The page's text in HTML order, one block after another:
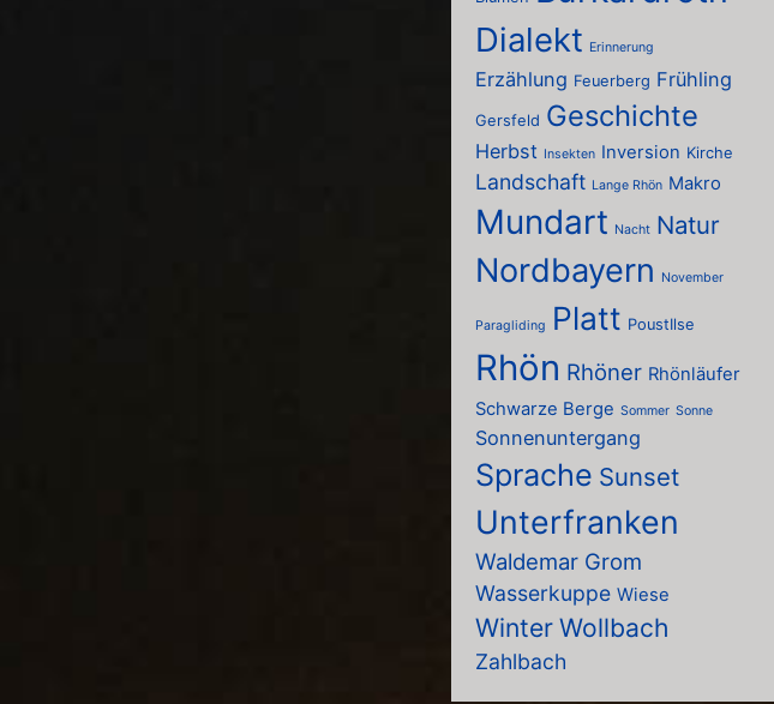
Dialekt Erinnerung
Erzählung Feuerberg Frühling
Gersfeld Geschichte
Herbst Insekten Inversion Kirche
Landschaft Lange Rhön Makro
Mundart Nacht Natur
Nordbayern November
Paragliding Platt PoustIlse
Rhön Rhöner Rhönläufer
Schwarze Berge Sommer Sonne
Sonnenuntergang
Sprache Sunset
Unterfranken
Waldemar Grom
Wasserkuppe Wiese
Winter Wollbach
Zahlbach